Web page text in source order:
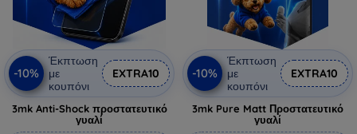
-10%
Έκπτωση
με
κουπόνι
EXTRA10
3mk Anti-Shock προστατευτικό
γυαλί
-10%
Έκπτωση
με
κουπόνι
EXTRA10
3mk Pure Matt Προστατευτικό
γυαλί